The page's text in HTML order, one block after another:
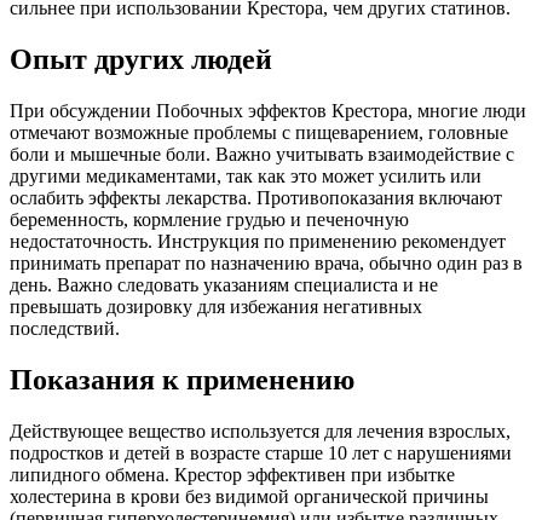
сильнее при использовании Крестора, чем других статинов.
Опыт других людей
При обсуждении Побочных эффектов Крестора, многие люди
отмечают возможные проблемы с пищеварением, головные
боли и мышечные боли. Важно учитывать взаимодействие с
другими медикаментами, так как это может усилить или
ослабить эффекты лекарства. Противопоказания включают
беременность, кормление грудью и печеночную
недостаточность. Инструкция по применению рекомендует
принимать препарат по назначению врача, обычно один раз в
день. Важно следовать указаниям специалиста и не
превышать дозировку для избежания негативных
последствий.
Показания к применению
Действующее вещество используется для лечения взрослых,
подростков и детей в возрасте старше 10 лет с нарушениями
липидного обмена. Крестор эффективен при избытке
холестерина в крови без видимой органической причины